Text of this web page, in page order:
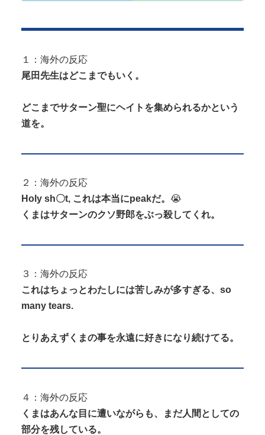
１：海外の反応
尾田先生はどこまでもいく。
どこまでサターン聖にヘイトを集められるかという
道を。
２：海外の反応
Holy sh〇t, これは本当にpeakだ。 😭
くまはサターンのクソ野郎をぶっ殺してくれ。
３：海外の反応
これはちょっとわたしには苦しみが多すぎる、so
many tears.
とりあえずくまの事を永遠に好きになり続けてる。
４：海外の反応
くまはあんな目に遭いながらも、まだ人間としての
部分を残している。